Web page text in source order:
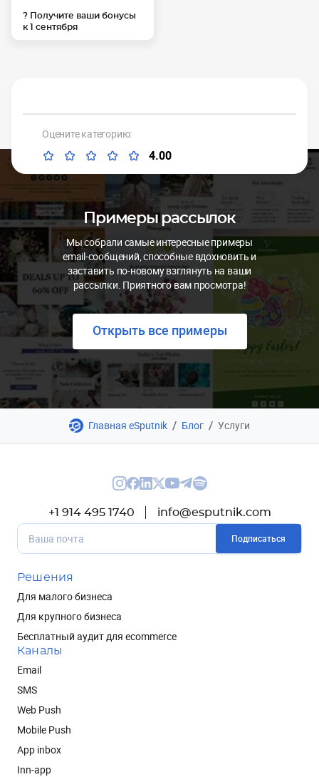
? Получите ваши бонусы
к 1 сентября
Оцените категорию:
4.00
Примеры рассылок
Мы собрали самые интересные примеры
email-сообщений, способные вдохновить и
заставить по-новому взглянуть на ваши
рассылки. Приятного вам просмотра!
Открыть все примеры
Главная eSputnik / Блог / Услуги
+1 914 495 1740 info@esputnik.com
Подписаться
Решения
Для малого бизнеса
Для крупного бизнеса
Бесплатный аудит для ecommerce
Каналы
Email
SMS
Web Push
Mobile Push
App inbox
Inn-app